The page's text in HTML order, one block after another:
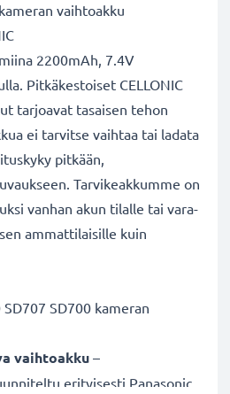
vaihtoakku
2200mAh, 7.4V
Pitkäkestoiset CELLONIC
tarjoavat tasaisen tehon
ei tarvitse vaihtaa tai ladata
pitkään,
Tarvikeakkumme on
vanhan akun tilalle tai vara-
ammattilaisille kuin
SD707 SD700 kameran
vaihtoakku –
erityisesti Panasonic